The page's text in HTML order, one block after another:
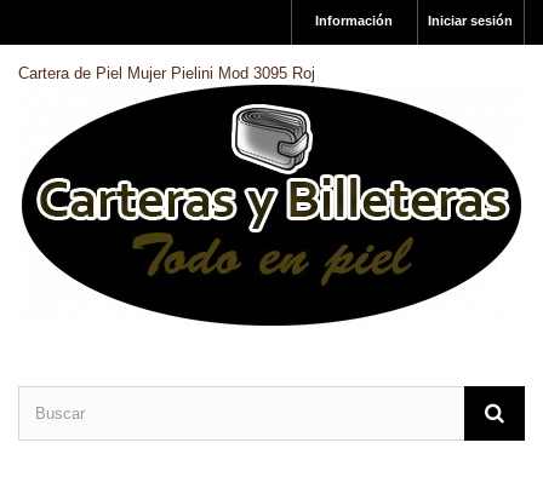
Iniciar sesión
Información
Cartera de Piel Mujer Pielini Mod 3095 Roj